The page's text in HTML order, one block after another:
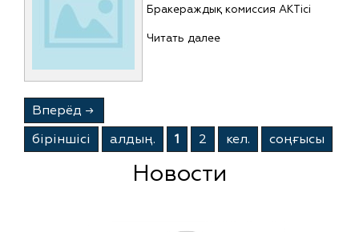
Бракераждық комиссия АКТісі
Читать далее
Вперёд →
бiрiншiсi
алдың. 1 2 кел. соңғысы
Новости